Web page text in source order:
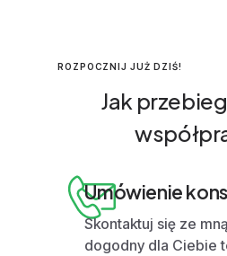
ROZPOCZNIJ JUŻ DZIŚ!
Jak
Umówienie
Skontaktuj się ze
dogodny dla Ciebie